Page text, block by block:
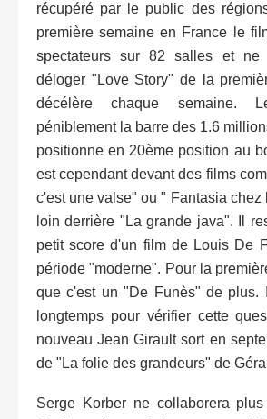
récupéré par le public des
première semaine en France le
spectateurs sur 82 salles et ne
déloger "Love Story" de la
décélère chaque semaine.
péniblement la barre des 1.6
positionne en 20ème position au
est cependant devant des films
c'est une valse" ou " Fantasia chez
loin derrière "La grande java". Il
petit score d'un film de Louis De
période "moderne". Pour la
que c'est un "De Funès" de plus.
longtemps pour vérifier cette
nouveau Jean Girault sort en
de "La folie des grandeurs" de
Serge Korber ne collaborera